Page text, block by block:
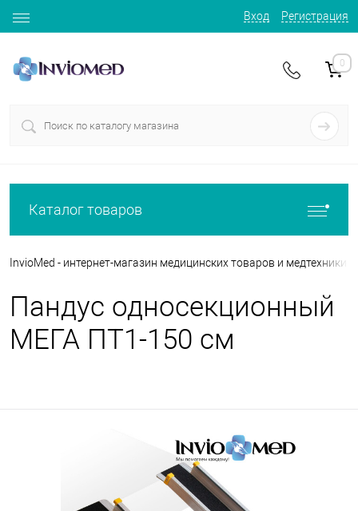
Вход Регистрация
0
Каталог товаров
InvioMed - интернет-магазин медицинских товаров и медтехники
Пандус односекционный
МЕГА ПТ1-150 см